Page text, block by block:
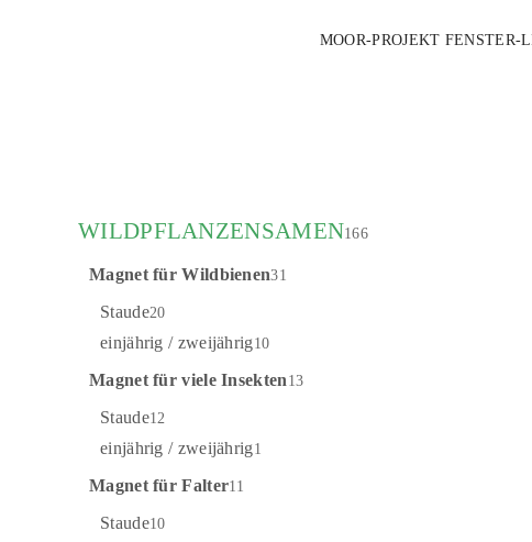
MOOR-PROJEKT FENSTER-
WILDPFLANZENSAMEN166
Magnet für Wildbienen31
Staude20
einjährig / zweijährig10
Magnet für viele Insekten 13
Staude12
einjährig / zweijährig1
Magnet für Falter11
Staude10